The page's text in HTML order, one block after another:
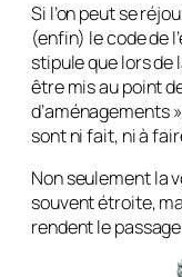
Si l’on peut se
(enfin) le code de
stipule que lors de
être mis au point
d’aménagements
sont ni fait, ni à
Non seulement la
souvent étroite,
rendent le